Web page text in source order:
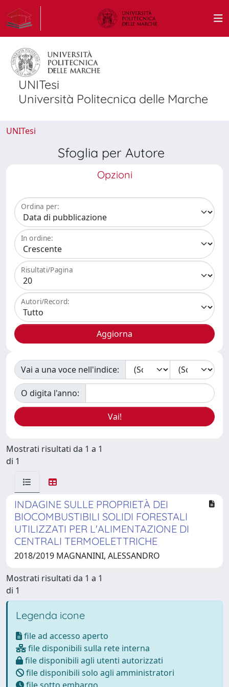
UNITesi
Università Politecnica delle Marche
UNITesi
Sfoglia per Autore
Opzioni
Ordina per:
In ordine:
Risultati/Pagina
Autori/Record:
Vai a una voce nell'indice:
O digita l'anno:
Mostrati risultati da 1 a 1
di 1
INDAGINE SULLE PROPRIETÀ DEI
BIOCOMBUSTIBILI SOLIDI FORESTALI
UTILIZZATI PER L'ALIMENTAZIONE DI
CENTRALI TERMOELETTRICHE
2018/2019 MAGNANINI, ALESSANDRO
Mostrati risultati da 1 a 1
di 1
Legenda icone
file ad accesso aperto
file disponibili sulla rete interna
file disponibili agli utenti autorizzati
file disponibili solo agli amministratori